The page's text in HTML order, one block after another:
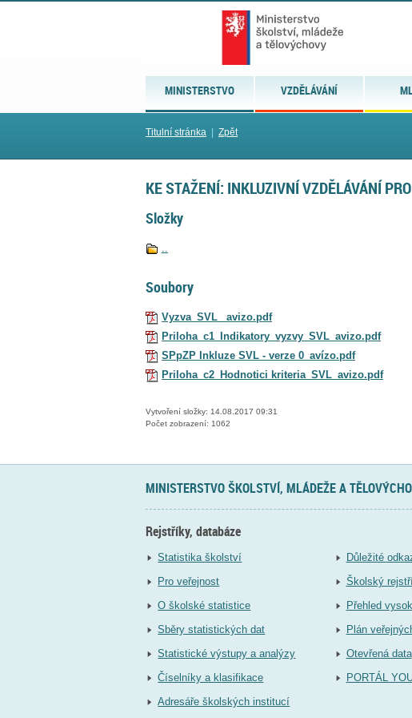
MINISTERSTVO VZDĚLÁVÁNÍ
Titulní stránka Zpět
KE STAŽENÍ: INKLUZIVNÍ VZDĚLÁVÁNÍ
Složky
..
Soubory
Vyzva_SVL_ avizo.pdf
Priloha_c1_Indikatory_vyzvy_SVL_avizo.pdf
SPpZP Inkluze SVL - verze 0_avízo.pdf
Priloha_c2_Hodnotici kriteria_SVL_avizo.pdf
Vytvoření složky: 14.08.2017 09:31
Počet zobrazení: 1062
MINISTERSTVO ŠKOLSTVÍ, MLÁDEŽE A
Rejstříky, databáze
Statistika školství
Pro veřejnost
O školské statistice
Sběry statistických dat
Statistické výstupy a analýzy
Číselníky a klasifikace
Adresáře školských institucí
Důležité
Školský
Přehled
Plán
Otevřená data
PORTÁL